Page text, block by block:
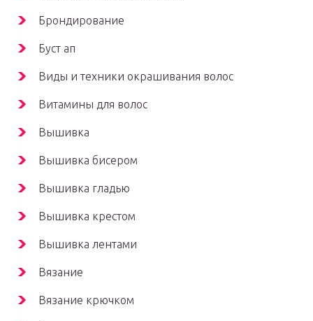
Брондирование
Буст ап
Виды и техники окрашивания волос
Витамины для волос
Вышивка
Вышивка бисером
Вышивка гладью
Вышивка крестом
Вышивка лентами
Вязание
Вязание крючком